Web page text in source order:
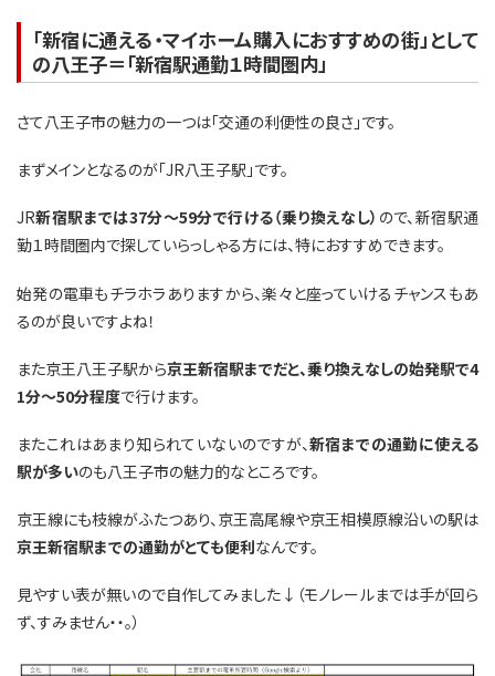
「新宿に通える・マイホーム購入におすすめの街」として
の八王子＝「新宿駅通勤１時間圏内」
さて八王子市の魅力の一つは「交通の利便性の良さ」です。
まずメインとなるのが「JR八王子駅」です。
JR新宿駅までは37分～59分で行ける（乗り換えなし） ので、新宿駅通
勤１時間圏内で探していらっしゃる方には、特におすすめできます。
始発の電車もチラホラありますから、楽々と座っていけるチャンスもあ
るのが良いですよね！
また京王八王子駅から京王新宿駅までだと、乗り換えなしの始発駅で4
1分～50分程度で行けます。
またこれはあまり知られていないのですが、新宿までの通勤に使える
駅が多いのも八王子市の魅力的なところです。
京王線にも枝線がふたつあり、京王高尾線や京王相模原線沿いの駅は
京王新宿駅までの通勤がとても便利なんです。
見やすい表が無いので自作してみました↓（モノレールまでは手が回ら
ず、すみません・・。）